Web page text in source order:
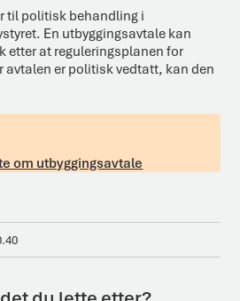
til politisk behandling i
En utbyggingsavtale kan
etter at reguleringsplanen for
avtalen er politisk vedtatt, kan den
om utbyggingsavtale